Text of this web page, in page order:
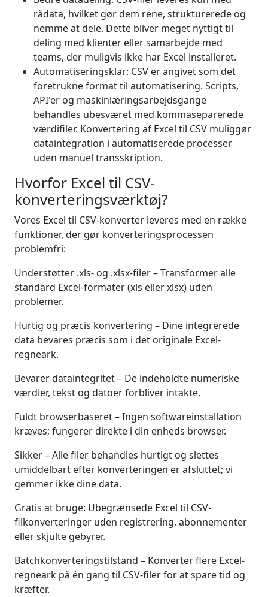
rådata, hvilket gør dem rene, strukturerede og
nemme at dele. Dette bliver meget nyttigt til
deling med klienter eller samarbejde med
teams, der muligvis ikke har Excel installeret.
Automatiseringsklar: CSV er angivet som det
foretrukne format til automatisering. Scripts,
API'er og maskinlæringsarbejdsgange
behandles ubesværet med kommaseparerede
værdifiler. Konvertering af Excel til CSV muliggør
dataintegration i automatiserede processer
uden manuel transskription.
Hvorfor Excel til CSV-
konverteringsværktøj?
Vores Excel til CSV-konverter leveres med en række
funktioner, der gør konverteringsprocessen
problemfri:
Understøtter .xls- og .xlsx-filer – Transformer alle
standard Excel-formater (xls eller xlsx) uden
problemer.
Hurtig og præcis konvertering – Dine integrerede
data bevares præcis som i det originale Excel-
regneark.
Bevarer dataintegritet – De indeholdte numeriske
værdier, tekst og datoer forbliver intakte.
Fuldt browserbaseret – Ingen softwareinstallation
kræves; fungerer direkte i din enheds browser.
Sikker – Alle filer behandles hurtigt og slettes
umiddelbart efter konverteringen er afsluttet; vi
gemmer ikke dine data.
Gratis at bruge: Ubegrænsede Excel til CSV-
filkonverteringer uden registrering, abonnementer
eller skjulte gebyrer.
Batchkonverteringstilstand – Konverter flere Excel-
regneark på én gang til CSV-filer for at spare tid og
kræfter.